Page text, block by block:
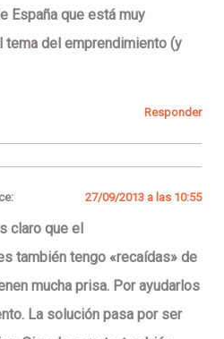
España que está muy
tema del emprendimiento (y
Responder
27/09/2013 a las 10:55
claro que el
también tengo «recaídas» de
mucha prisa. Por ayudarlos
La solución pasa por ser